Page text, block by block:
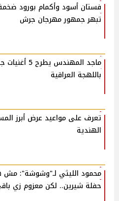
فستان أسود وأكمام بورود
تبهر جمهور مهرجان جرش
ماجد المهندس يطرح
باللهجة العراقية
تعرف على مواعيد عرض أبرز
الهندية
محمود الليثي لـ"وشوشة":
حفلة شيرين.. لكن معزوم زي